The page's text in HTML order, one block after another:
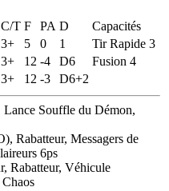
C/T F PA D
Capacités
3+ 5 0 1
Tir Rapide 3
3+ 12 -4 D6
Fusion 4
3+ 12 -3 D6+2
Souffle du Démon,
Rabatteur, Messagers de
6ps
Rabatteur, Véhicule